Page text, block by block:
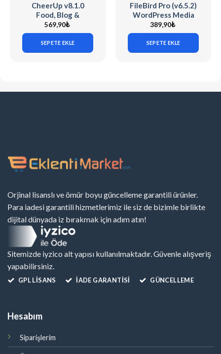
CheerUp v8.1.0
Food, Blog &
Magazine
569,90₺
SEPETE EKLE
FileBird Pro (v6.5.2)
WordPress Media
Library Folders
389,90₺
SEPETE EKLE
Orjinal lisanslı ve ömür boyu güncelleme garantili ürünler.
Para iadesi garantili hizmetlerimiz ile siz de bizimle birlikte
dijital dünyada iz bırakmak için adım atın!
Sitemizde iyzico alt yapısı kullanılmaktadır. Güvenle alışveriş
yapabilirsiniz.
GPL LISANS İADE GARANTİSİ GÜNCELLEME
Hesabım
Siparişlerim